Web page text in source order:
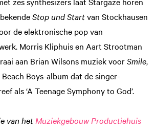
Stop und Startvan Stockhausen
de elektronische pop van
Morris Kliphuis en Aart Strootman
aan Brian Wilsons muziek voorSmile,
Boys-album dat de singer-
als ‘A Teenage Symphony to God’.
van het Muziekgebouw Productiehuis